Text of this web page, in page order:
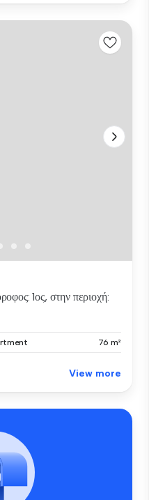
1ος, στην περιοχή:
76 m²
View more